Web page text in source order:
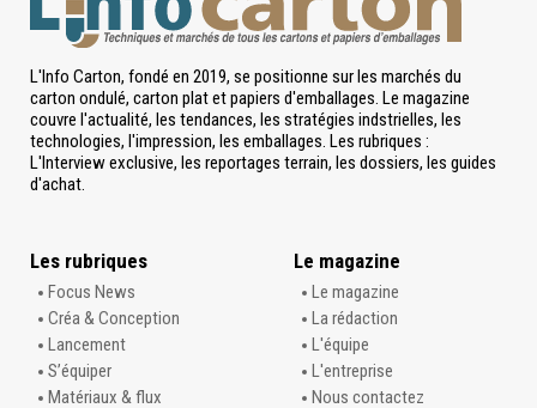
L'Info Carton, fondé en 2019, se positionne sur les marchés du
carton ondulé, carton plat et papiers d'emballages. Le magazine
couvre l'actualité, les tendances, les stratégies indstrielles, les
technologies, l'impression, les emballages. Les rubriques :
L'Interview exclusive, les reportages terrain, les dossiers, les guides
d'achat.
Les rubriques
Focus News
Créa & Conception
Lancement
S’équiper
Matériaux & flux
Le magazine
Le magazine
La rédaction
L'équipe
L'entreprise
Nous contactez